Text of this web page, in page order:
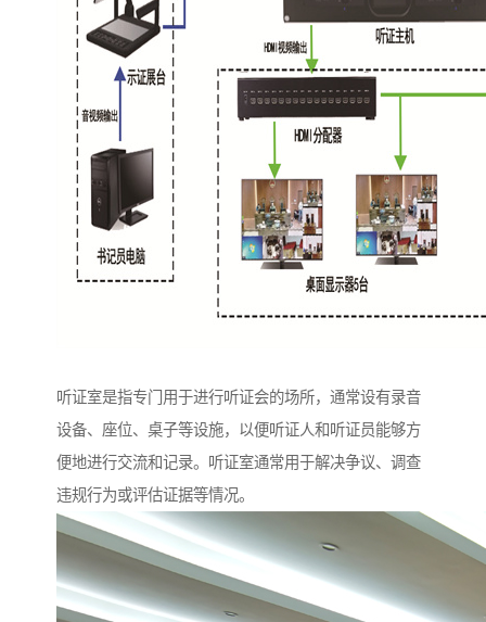
听证室是指专门用于进行听证会的场所，通常设有录音
设备、座位、桌子等设施，以便听证人和听证员能够方
便地进行交流和记录。听证室通常用于解决争议、调查
违规行为或评估证据等情况。